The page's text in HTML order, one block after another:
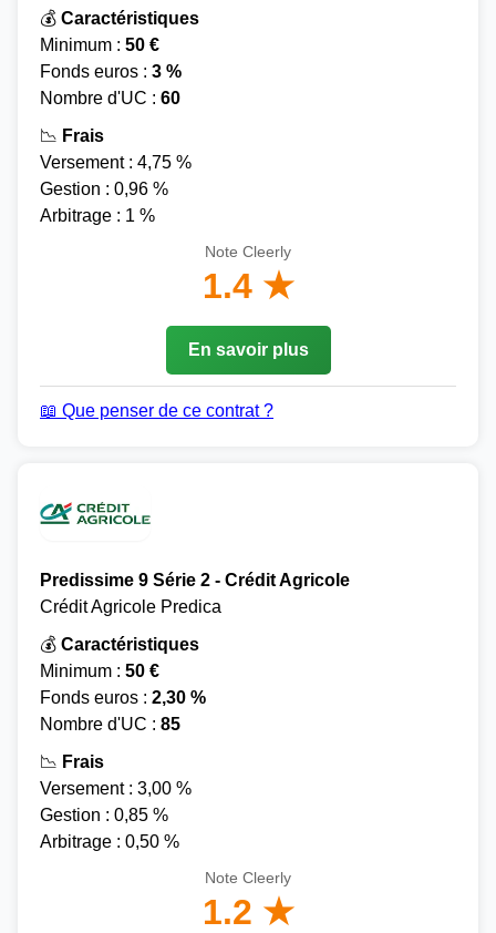
💰 Caractéristiques
Minimum : 50 €
Fonds euros : 3 %
Nombre d'UC : 60
📉 Frais
Versement : 4,75 %
Gestion : 0,96 %
Arbitrage : 1 %
Note Cleerly
1.4 ★
En savoir plus
📖 Que penser de ce contrat ?
Predissime 9 Série 2 - Crédit Agricole
Crédit Agricole Predica
💰 Caractéristiques
Minimum : 50 €
Fonds euros : 2,30 %
Nombre d'UC : 85
📉 Frais
Versement : 3,00 %
Gestion : 0,85 %
Arbitrage : 0,50 %
Note Cleerly
1.2 ★